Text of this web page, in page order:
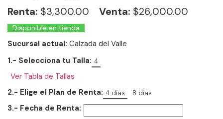
Renta: $3,300.00 Venta: $26,000.00
Disponible en tienda
Sucursal actual: Calzada del Valle
1.- Selecciona tu Talla: 4
Ver Tabla de Tallas
2.- Elige el Plan de Renta: 4 días 8 días
3.- Fecha de Renta: